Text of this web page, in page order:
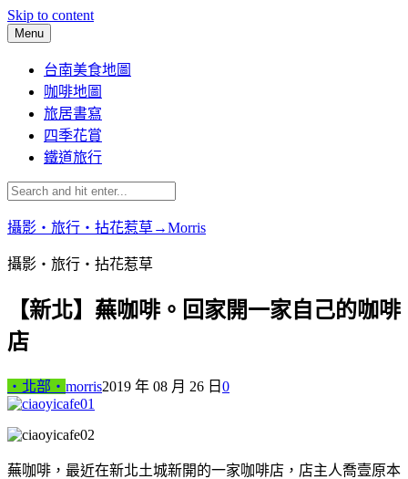
Skip to content
Menu
台南美食地圖
咖啡地圖
旅居書寫
四季花賞
鐵道旅行
攝影‧旅行‧拈花惹草→Morris
攝影‧旅行‧拈花惹草
【新北】蕪咖啡。回家開一家自己的咖啡
店
‧北部‧ morris2019 年 08 月 26 日 0
蕪咖啡，最近在新北土城新開的一家咖啡店，店主人喬壹原本